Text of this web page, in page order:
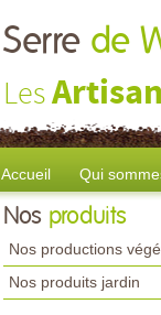
Serre de
Les
Accueil Qui
Nos produits
Nos productions
Nos produits jardin